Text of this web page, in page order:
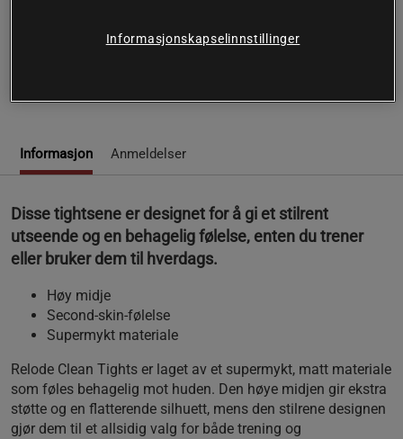
Relode Clean Tights kombinerer stil og komfort for alle dine
Informasjon Anmeldelser
Disse tightsene er designet for å gi et stilrent
utseende og en behagelig følelse, enten du trener
eller bruker dem til hverdags.
Høy midje
Second-skin-følelse
Supermykt materiale
Relode Clean Tights er laget av et supermykt, matt materiale
som føles behagelig mot huden. Den høye midjen gir ekstra
støtte og en flatterende silhuett, mens den stilrene designen
gjør dem til et allsidig valg for både trening og
Informasjonskapselinnstillinger